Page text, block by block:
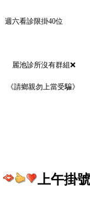
週六看診限掛40位
麗池診所沒有群組❌
《請鄉親勿上當受騙》
上午掛